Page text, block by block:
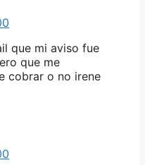
que mi aviso fue
que me
cobrar o no irene